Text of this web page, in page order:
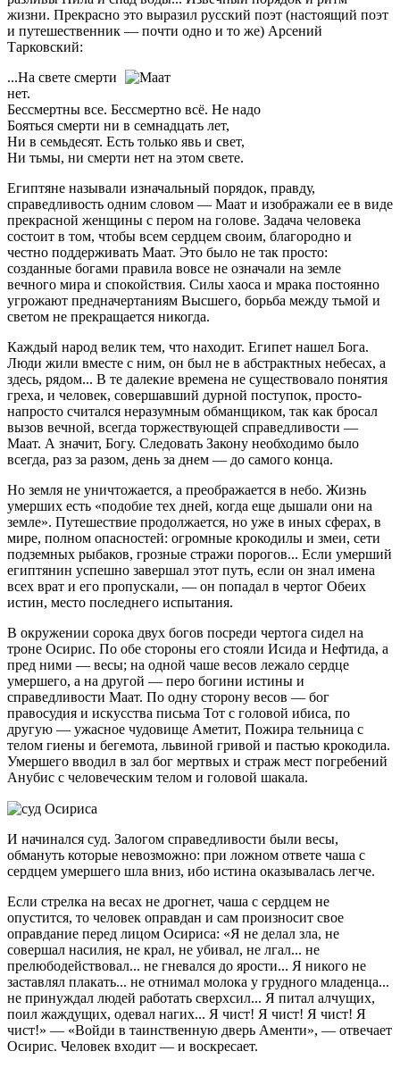
жизни. Прекрасно это выразил русский поэт (настоящий поэт
и путешественник — почти одно и то же) Арсений
Тарковский:
...На свете смерти
нет.
Бессмертны все. Бессмертно всё. Не надо
Бояться смерти ни в семнадцать лет,
Ни в семьдесят. Есть только явь и свет,
Ни тьмы, ни смерти нет на этом свете.
Египтяне называли изначальный порядок, правду,
справедливость одним словом — Маат и изображали ее в виде
прекрасной женщины с пером на голове. Задача человека
состоит в том, чтобы всем сердцем своим, благородно и
честно поддерживать Маат. Это было не так просто:
созданные богами правила вовсе не означали на земле
вечного мира и спокойствия. Силы хаоса и мрака постоянно
угрожают предначертаниям Высшего, борьба между тьмой и
светом не прекращается никогда.
Каждый народ велик тем, что находит. Египет нашел Бога.
Люди жили вместе с ним, он был не в абстрактных небесах, а
здесь, рядом... В те далекие времена не существовало понятия
греха, и человек, совершавший дурной поступок, просто-
напросто считался неразумным обманщиком, так как бросал
вызов вечной, всегда торжествующей справедливости —
Маат. А значит, Богу. Следовать Закону необходимо было
всегда, раз за разом, день за днем — до самого конца.
Но земля не уничтожается, а преображается в небо. Жизнь
умерших есть «подобие тех дней, когда еще дышали они на
земле». Путешествие продолжается, но уже в иных сферах, в
мире, полном опасностей: огромные крокодилы и змеи, сети
подземных рыбаков, грозные стражи порогов... Если умерший
египтянин успешно завершал этот путь, если он знал имена
всех врат и его пропускали, — он попадал в чертог Обеих
истин, место последнего испытания.
В окружении сорока двух богов посреди чертога сидел на
троне Осирис. По обе стороны его стояли Исида и Нефтида, а
пред ними — весы; на одной чаше весов лежало сердце
умершего, а на другой — перо богини истины и
справедливости Маат. По одну сторону весов — бог
правосудия и искусства письма Тот с головой ибиса, по
другую — ужасное чудовище Аметит, Пожира тельница с
телом гиены и бегемота, львиной гривой и пастью крокодила.
Умершего вводил в зал бог мертвых и страж мест погребений
Анубис с человеческим телом и головой шакала.
И начинался суд. Залогом справедливости были весы,
обмануть которые невозможно: при ложном ответе чаша с
сердцем умершего шла вниз, ибо истина оказывалась легче.
Если стрелка на весах не дрогнет, чаша с сердцем не
опустится, то человек оправдан и сам произносит свое
оправдание перед лицом Осириса: «Я не делал зла, не
совершал насилия, не крал, не убивал, не лгал... не
прелюбодействовал... не гневался до ярости... Я никого не
заставлял плакать... не отнимал молока у грудного младенца...
не принуждал людей работать сверхсил... Я питал алчущих,
поил жаждущих, одевал нагих... Я чист! Я чист! Я чист! Я
чист!» — «Войди в таинственную дверь Аменти», — отвечает
Осирис. Человек входит — и воскресает.